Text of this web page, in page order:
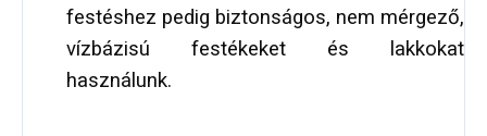
festéshez pedig biztonságos, nem mérgező,
vízbázisú festékeket és lakkokat
használunk.